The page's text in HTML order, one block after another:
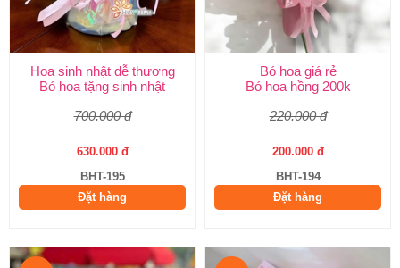
Hoa sinh nhật dễ thương
Bó hoa tặng sinh nhật
700.000 đ
630.000 đ
BHT-195
Đặt hàng
Bó hoa giá rẻ
Bó hoa hồng 200k
220.000 đ
200.000 đ
BHT-194
Đặt hàng